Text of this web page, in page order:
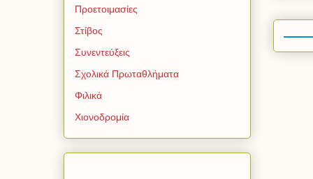
Προετοιμασίες
Στίβος
Συνεντεύξεις
Σχολικά Πρωταθλήματα
Φιλικά
Χιονοδρομία